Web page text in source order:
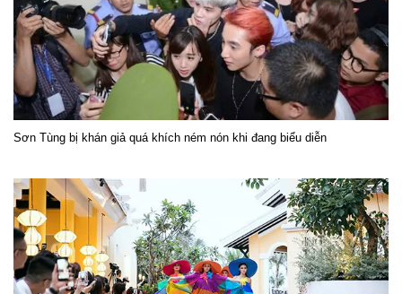
Sơn Tùng bị khán giả quá khích ném nón khi đang biểu diễn